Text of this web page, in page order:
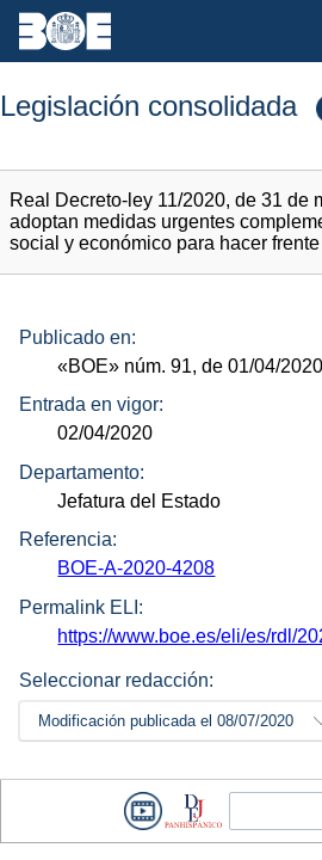
Legislación consolidada
Real Decreto-ley 11/2020, de 31 de
adoptan medidas urgentes
social y económico para hacer
Publicado en:
«BOE» núm. 91, de 01/04/
Entrada en vigor:
02/04/2020
Departamento:
Jefatura del Estado
Referencia:
BOE-A-2020-4208
Permalink ELI:
https://www.boe.es/eli/es/rdl/
Seleccionar redacción:
Modificación publicada el 08/07/2020